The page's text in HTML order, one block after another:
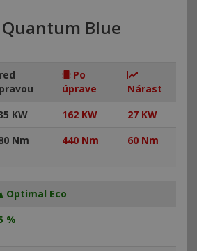
Blue
Po
úprave
Nárast
KW 162 KW
27 KW
Nm 440 Nm 60 Nm
Optimal Eco
%